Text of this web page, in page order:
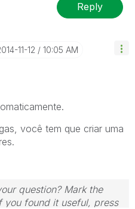
Reply
11-12 10:05 AM
você tem que criar uma
question? Mark the
you found it useful, press